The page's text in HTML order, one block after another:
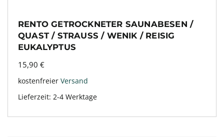
RENTO GETROCKNETER SAUNABESEN /
QUAST / STRAUSS / WENIK / REISIG E
UKALYPTUS
15,90 €
kostenfreier Versand
Lieferzeit: 2-4 Werktage